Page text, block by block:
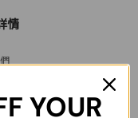
情
YOUR